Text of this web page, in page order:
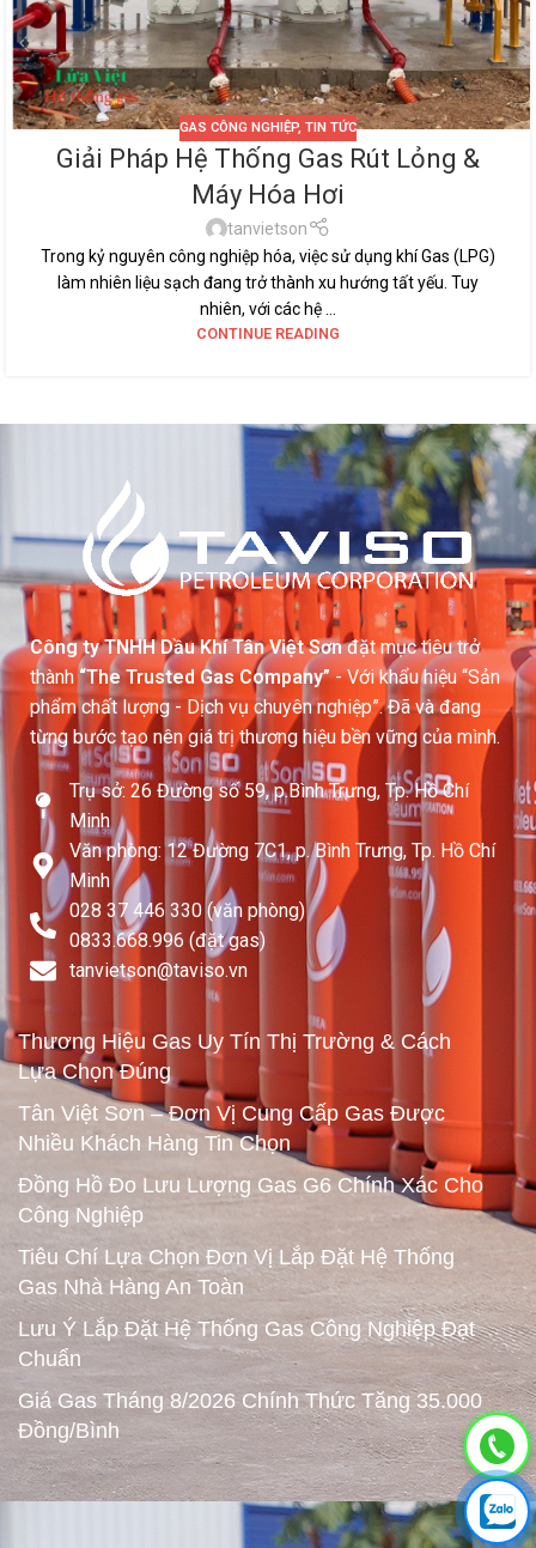
GAS CÔNG NGHIỆP, TIN TỨC
Giải Pháp Hệ Thống Gas Rút Lỏng &
Máy Hóa Hơi
tanvietson
Trong kỷ nguyên công nghiệp hóa, việc sử dụng khí Gas (LPG)
làm nhiên liệu sạch đang trở thành xu hướng tất yếu. Tuy
nhiên, với các hệ ...
CONTINUE READING
Công ty TNHH Dầu Khí Tân Việt Sơnđặt mục tiêu trở
thành “The Trusted Gas Company”- Với khẩu hiệu “Sản
phẩm chất lượng - Dịch vụ chuyên nghiệp”. Đã và đang
từng bước tạo nên giá trị thương hiệu bền vững của mình.
Trụ sở: 26 Đường số 59, p.Bình Trưng, Tp. Hồ Chí
Minh
Văn phòng: 12 Đường 7C1, p. Bình Trưng, Tp. Hồ Chí
Minh
028 37 446 330 (văn phòng)
0833.668.996 (đặt gas)
tanvietson@taviso.vn​
Thương Hiệu Gas Uy Tín Thị Trường & Cách
Lựa Chọn Đúng
Tân Việt Sơn – Đơn Vị Cung Cấp Gas Được
Nhiều Khách Hàng Tin Chọn
Đồng Hồ Đo Lưu Lượng Gas G6 Chính Xác Cho
Công Nghiệp
Tiêu Chí Lựa Chọn Đơn Vị Lắp Đặt Hệ Thống
Gas Nhà Hàng An Toàn
Lưu Ý Lắp Đặt Hệ Thống Gas Công Nghiệp Đạt
Chuẩn
Giá Gas Tháng 8/2026 Chính Thức Tăng 35.000
Đồng/Bình